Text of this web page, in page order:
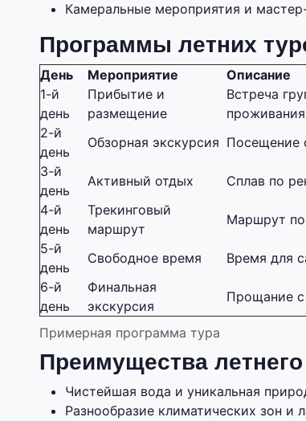
Камеральные мероприятия и
Программы летних
Примерная программа тура
День Мероприятие
Описание
1-й
день
Прибытие и
размещение
Встреча
2-й
день
Обзорная экскурсия Посещение
3-й
день
Активный отдых
Сплав по
4-й
день
Трекинговый
маршрут
Маршрут
5-й
день
Свободное время
Время для
6-й
день
Финальная
экскурсия
Прощание
Преимущества
Чистейшая вода и уникальная
Разнообразие климатических зон и